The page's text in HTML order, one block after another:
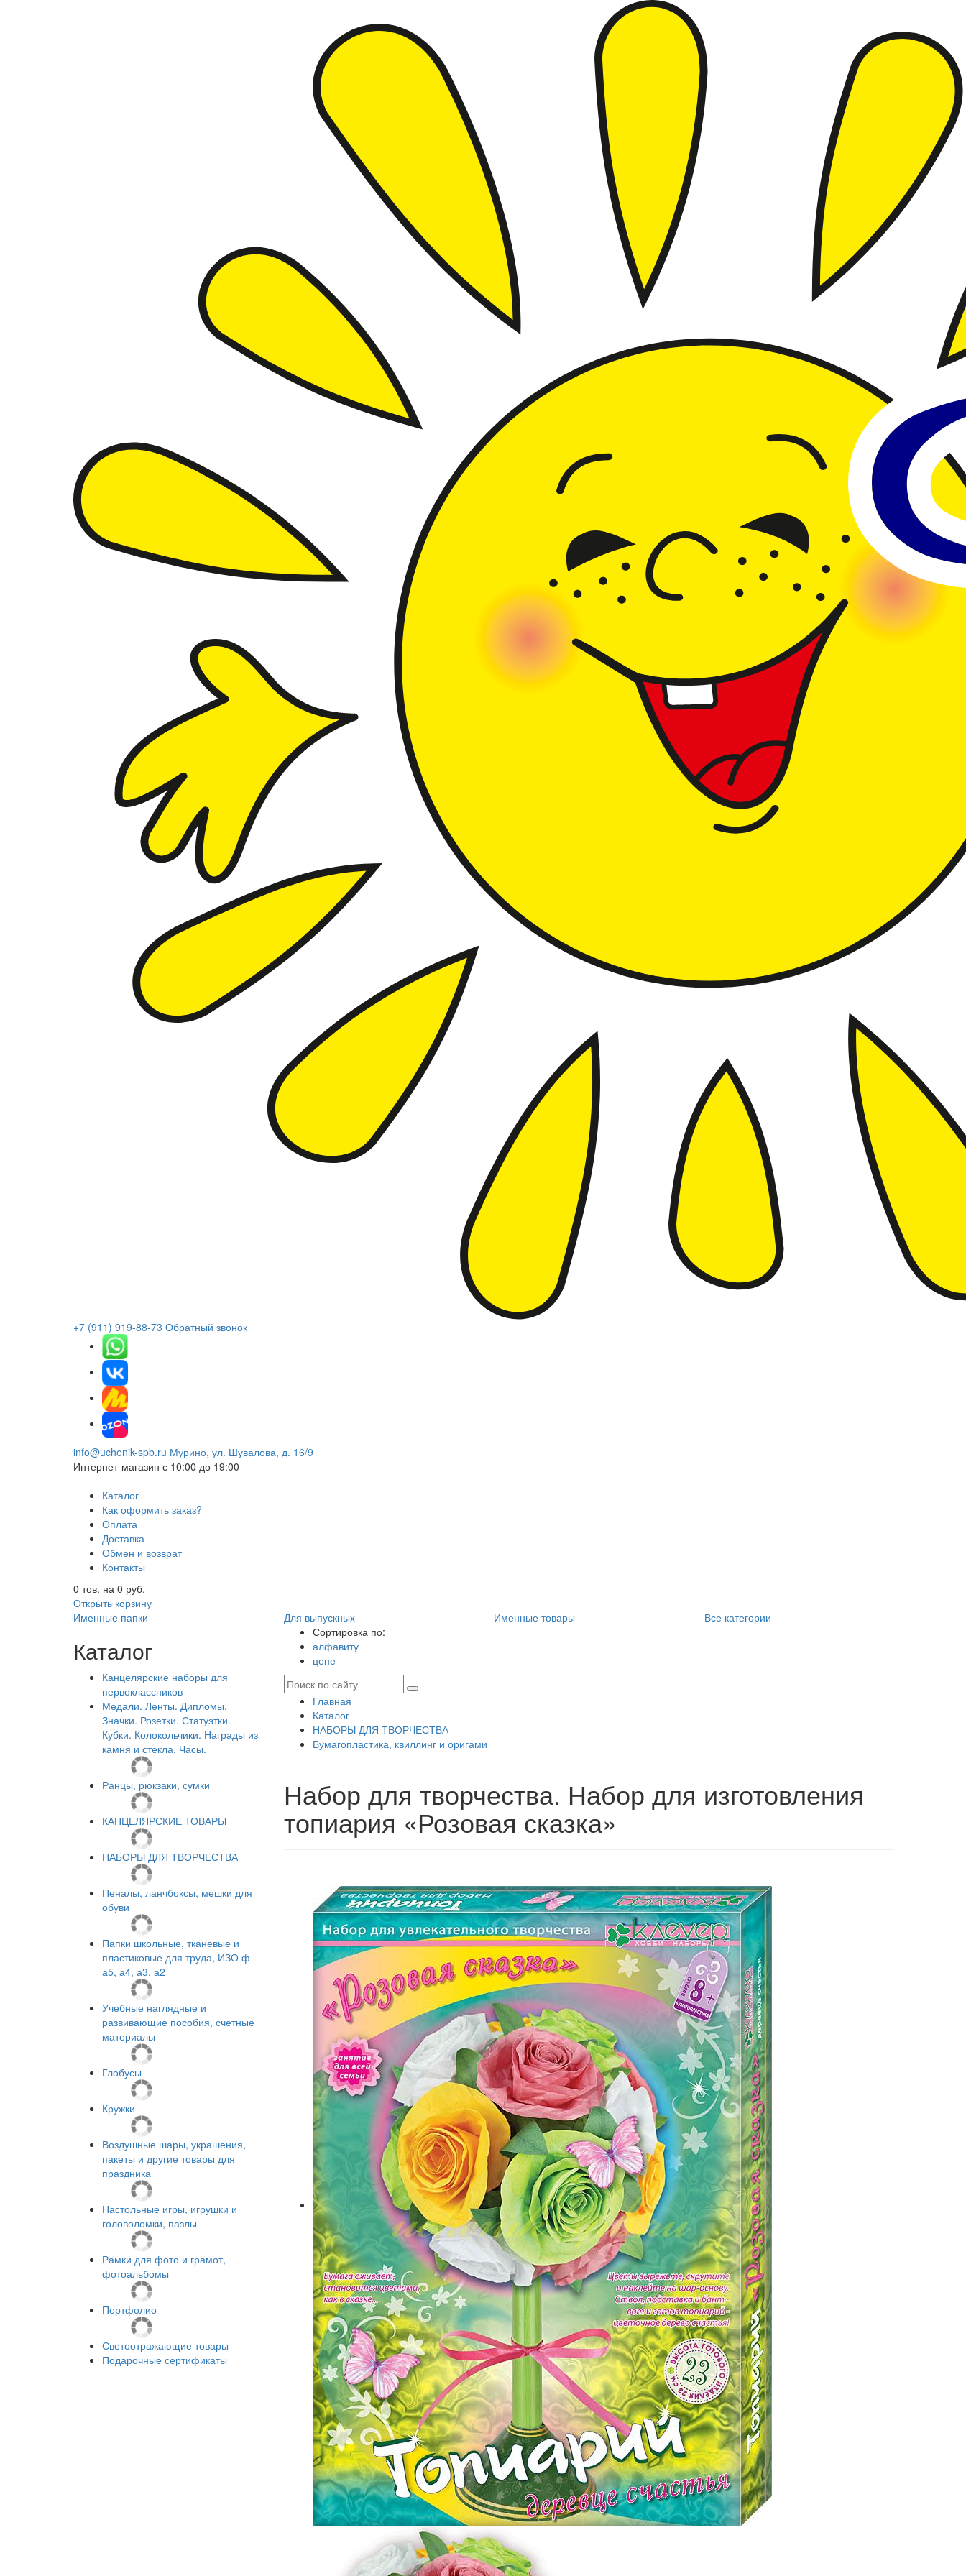
+7 (911) 919-88-73 Обратный звонок
info@uchenik-spb.ru Мурино, ул. Шувалова, д. 16/9
Интернет-магазин с 10:00 до 19:00
Каталог
Как оформить заказ?
Оплата
Доставка
Обмен и возврат
Контакты
0 тов. на 0 руб.
Открыть корзину
Именные папки
Для выпускных Именные товары Все категории
Каталог
Канцелярские наборы для
первоклассников
Медали. Ленты. Дипломы.
Значки. Розетки. Статуэтки.
Кубки. Колокольчики. Награды из
камня и стекла. Часы.
Ранцы, рюкзаки, сумки
КАНЦЕЛЯРСКИЕ ТОВАРЫ
НАБОРЫ ДЛЯ ТВОРЧЕСТВА
Пеналы, ланчбоксы, мешки для
обуви
Папки школьные, тканевые и
пластиковые для труда, ИЗО ф-
а5, а4, а3, а2
Учебные наглядные и
развивающие пособия, счетные
материалы
Глобусы
Кружки
Воздушные шары, украшения,
пакеты и другие товары для
праздника
Настольные игры, игрушки и
головоломки, пазлы
Рамки для фото и грамот,
фотоальбомы
Портфолио
Светоотражающие товары
Подарочные сертификаты
Сортировка по:
алфавиту
цене
Главная
Каталог
НАБОРЫ ДЛЯ ТВОРЧЕСТВА
Бумагопластика, квиллинг и оригами
Набор для творчества. Набор для изготовления
топиария «Розовая сказка»